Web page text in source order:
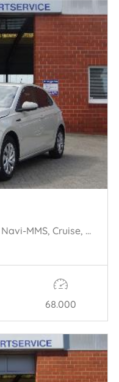
R-Line 1.0 TSI 70kw Euro6-e , Navi-MMS, Cruise, Airco,
68.000